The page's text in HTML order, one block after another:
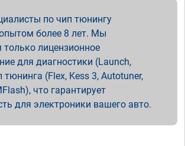
по чип тюнингу
более 8 лет. Мы
лицензионное
для диагностики (Launch,
тюнинга (Flex, Kess 3, Autotuner,
что гарантирует
для электроники вашего авто.